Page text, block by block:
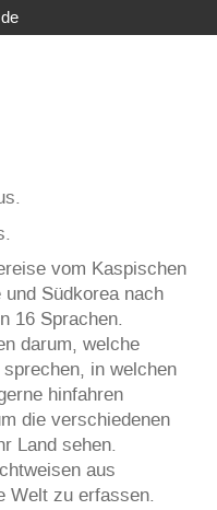
de
vom Kaspischen
Südkorea nach
16 Sprachen.
darum, welche
in welchen
hinfahren
die verschiedenen
Land sehen.
aus
Welt zu erfassen.